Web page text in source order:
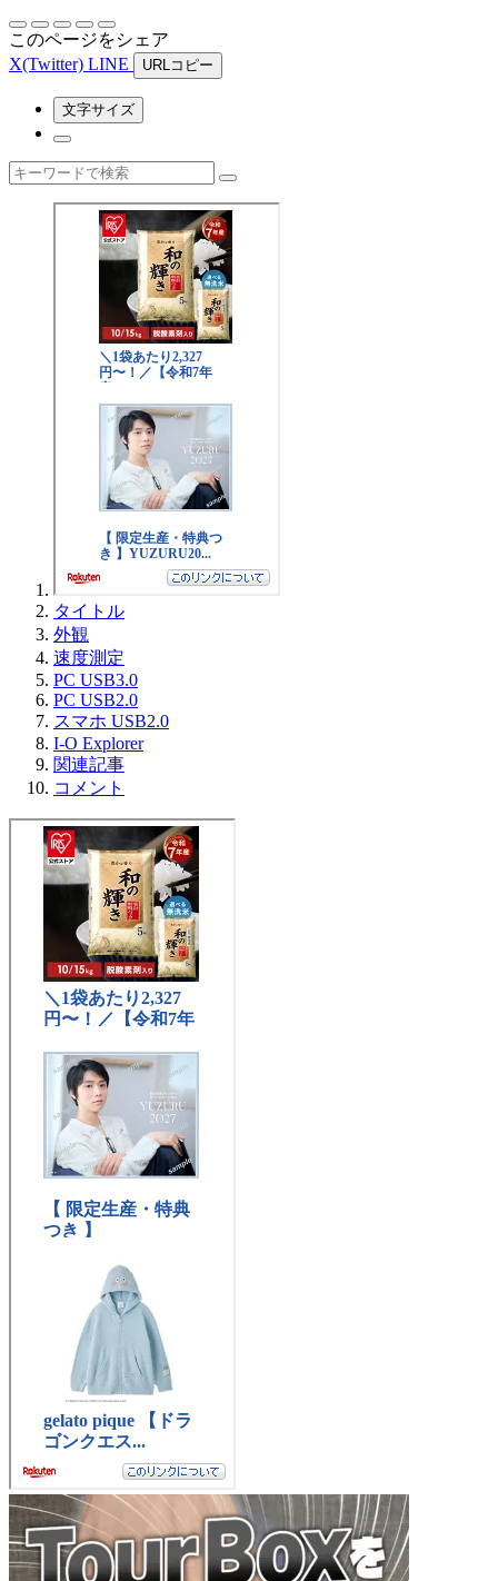
このページをシェア
X(Twitter) LINE URLコピー
文字サイズ
タイトル
外観
速度測定
PC USB3.0
PC USB2.0
スマホ USB2.0
I-O Explorer
関連記事
コメント